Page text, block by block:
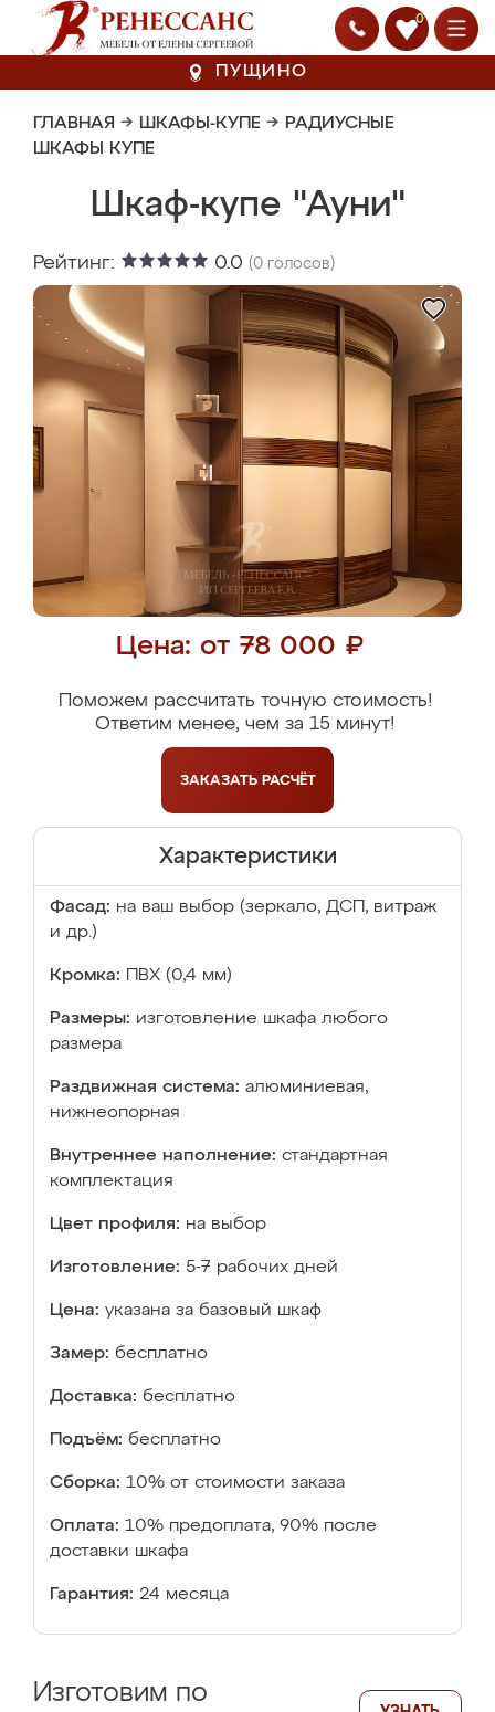
0
ПУЩИНО
ГЛАВНАЯ → ШКАФЫ-КУПЕ → РАДИУСНЫЕ
ШКАФЫ КУПЕ
Шкаф-купе "Ауни"
Рейтинг: 0.0 (0 голосов)
Цена: от 78 000 ₽
Поможем рассчитать точную стоимость!
Ответим менее, чем за 15 минут!
ЗАКАЗАТЬ РАСЧЁТ
Характеристики
Фасад: на ваш выбор (зеркало, ДСП, витраж
и др.)
Кромка: ПВХ (0,4 мм)
Размеры: изготовление шкафа любого
размера
Раздвижная система: алюминиевая,
нижнеопорная
Внутреннее наполнение: стандартная
комплектация
Цвет профиля: на выбор
Изготовление: 5-7 рабочих дней
Цена: указана за базовый шкаф
Замер: бесплатно
Доставка: бесплатно
Подъём: бесплатно
Сборка: 10% от стоимости заказа
Оплата: 10% предоплата, 90% после
доставки шкафа
Гарантия: 24 месяца
Изготовим по